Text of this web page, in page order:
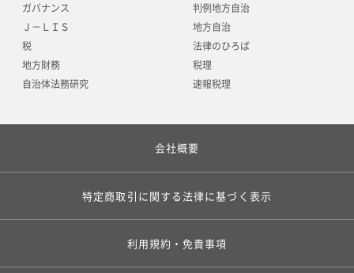
ガバナンス
Ｊ－ＬＩＳ
税
地方財務
自治体法務研究
判例地方自治
地方自治
法律のひろば
税理
速報税理
会社概要
特定商取引に関する法律に基づく表示
利用規約・免責事項